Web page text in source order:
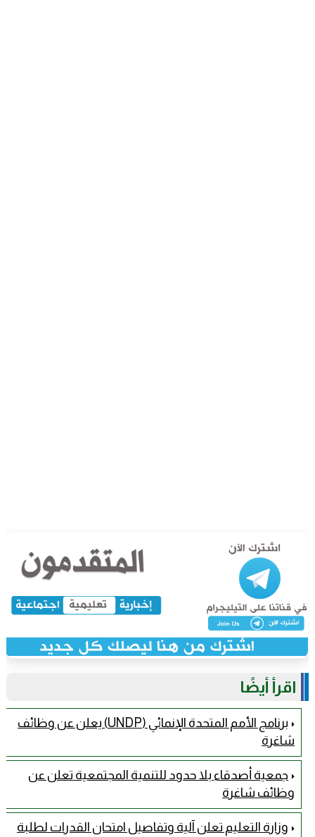
اقرأ أيضًا
برنامج الأمم المتحدة الإنمائي (UNDP) يعلن عن وظائف
شاغرة
جمعية أصدقاء بلا حدود للتنمية المجتمعية تعلن عن
وظائف شاغرة
وزارة التعليم تعلن آلية وتفاصيل امتحان القدرات لطلبة